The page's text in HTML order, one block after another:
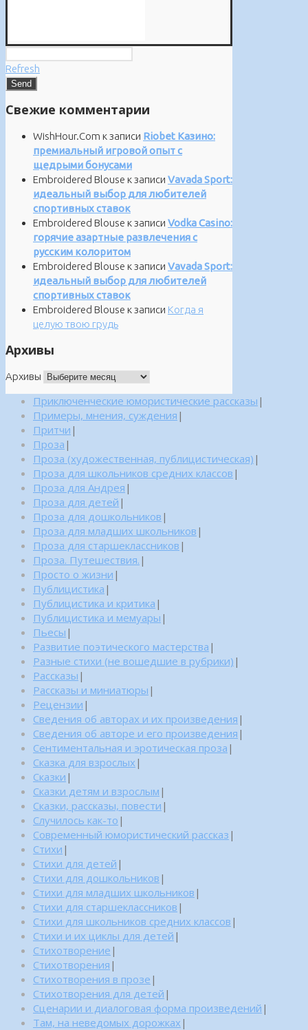
Refresh
Свежие комментарии
WishHour.Com к записи Riobet Казино:
премиальный игровой опыт с
щедрыми бонусами
Embroidered Blouse к записи Vavada Sport:
идеальный выбор для любителей
спортивных ставок
Embroidered Blouse к записи Vodka Casino:
горячие азартные развлечения с
русским колоритом
Embroidered Blouse к записи Vavada Sport:
идеальный выбор для любителей
спортивных ставок
Embroidered Blouse к записи Когда я
целую твою грудь
Архивы
Архивы
Приключенческие юмористические рассказы |
Примеры, мнения, суждения |
Притчи |
Проза |
Проза (художественная, публицистическая) |
Проза для школьников средних классов |
Проза для Андрея |
Проза для детей |
Проза для дошкольников |
Проза для младших школьников |
Проза для старшеклассников |
Проза. Путешествия. |
Просто о жизни |
Публицистика |
Публицистика и критика |
Публицистика и мемуары |
Пьесы |
Развитие поэтического мастерства |
Разные стихи (не вошедшие в рубрики) |
Рассказы |
Рассказы и миниатюры |
Рецензии |
Сведения об авторах и их произведения |
Сведения об авторе и его произведения |
Сентиментальная и эротическая проза |
Сказка для взрослых |
Сказки |
Сказки детям и взрослым |
Сказки, рассказы, повести |
Случилось как-то |
Современный юмористический рассказ |
Стихи |
Стихи для детей |
Стихи для дошкольников |
Стихи для младших школьников |
Стихи для старшеклассников |
Стихи для школьников средних классов |
Стихи и их циклы для детей |
Стихотворение |
Стихотворения |
Стихотворения в прозе |
Стихотворения для детей |
Сценарии и диалоговая форма произведений |
Там, на неведомых дорожках |